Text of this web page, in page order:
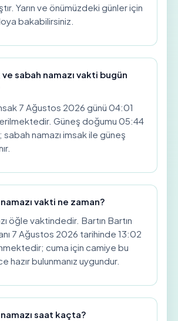
Yarın ve önümüzdeki günler için
bakabilirsiniz.
ve sabah namazı vakti bugün
7 Ağustos 2026 günü 04:01
Güneş doğumu 05:44
sabah namazı imsak ile güneş
vakti ne zaman?
öğle vaktindedir. Bartın Bartın
7 Ağustos 2026 tarihinde 13:02
cuma için camiye bu
hazır bulunmanız uygundur.
saat kaçta?